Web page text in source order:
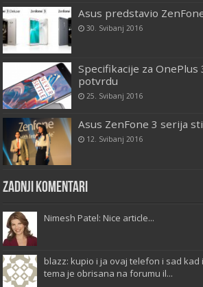
Asus predstavio
30. Svibanj 2016
Specifikacije za OnePlus
potvrdu
25. Svibanj 2016
Asus ZenFone 3 serija
12. Svibanj 2016
Zadnji komentari
Nimesh Patel: Nice article...
blazz: kupio i ja ovaj telefon i sad kad
tema je obrisana na forumu il...